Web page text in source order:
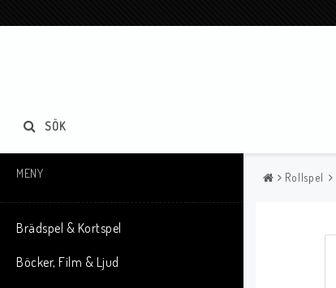
SÖK
MENY
Brädspel & Kortspel
Böcker, Film & Ljud
Rollspel